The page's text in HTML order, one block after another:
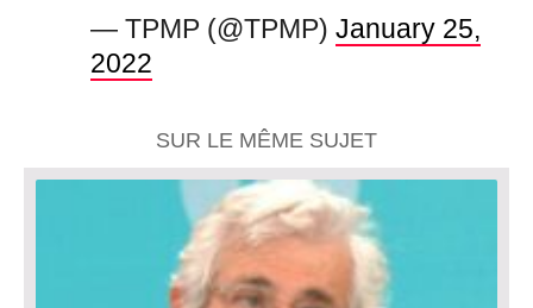
— TPMP (@TPMP)January 25,
2022
SUR LE MÊME SUJET